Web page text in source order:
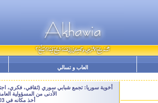
العاب و تسالي
أخوية سوريا: تجمع شبابي سوري (ثقافي، فكري،
الأدنى من المسؤولية
أخذ مكانه في 2003 و توقف قسراً نهاية 2009 - النسخة الحالية هنا هي ارشيفية للتصفح فقط